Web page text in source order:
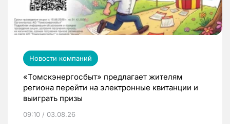
Новости компаний
«Томскэнергосбыт» предлагает жителям
региона перейти на электронные квитанции и
выиграть призы
09:10 / 03.08.26